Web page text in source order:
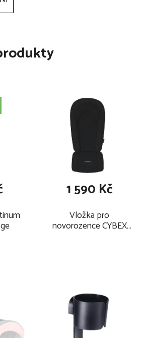
Vložka pro
novorozence CYBEX
1 590 Kč